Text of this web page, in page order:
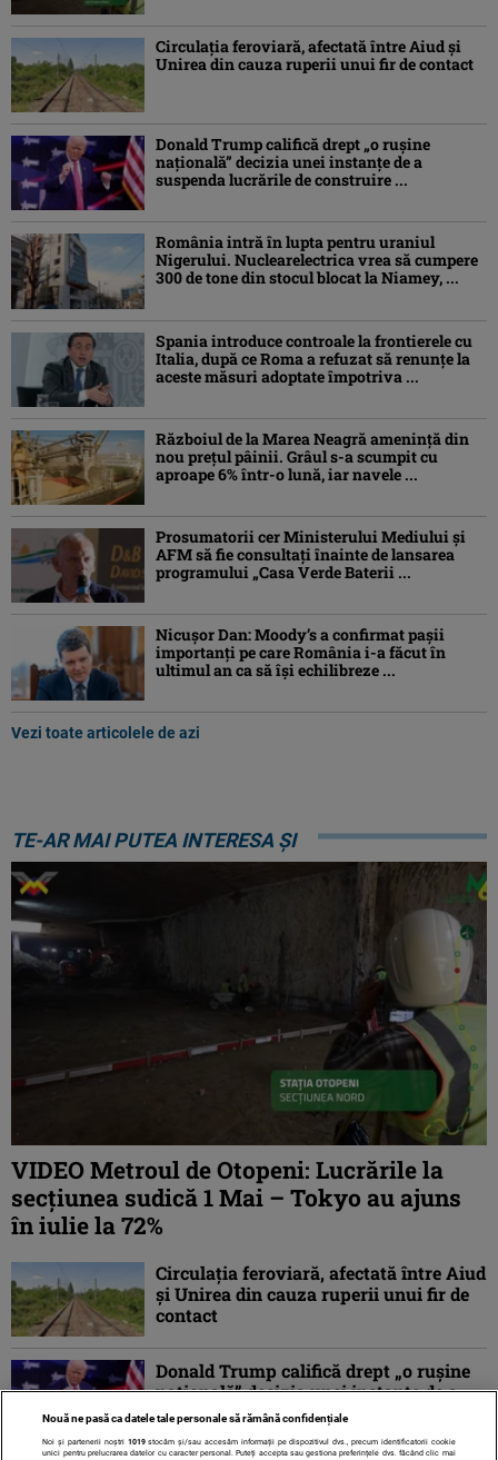
Circulația feroviară, afectată între Aiud şi
Unirea din cauza ruperii unui fir de contact
Donald Trump califică drept „o ruşine
naţională” decizia unei instanțe de a
suspenda lucrările de construire ...
România intră în lupta pentru uraniul
Nigerului. Nuclearelectrica vrea să cumpere
300 de tone din stocul blocat la Niamey, ...
Spania introduce controale la frontierele cu
Italia, după ce Roma a refuzat să renunțe la
aceste măsuri adoptate împotriva ...
Războiul de la Marea Neagră amenință din
nou prețul pâinii. Grâul s-a scumpit cu
aproape 6% într-o lună, iar navele ...
Prosumatorii cer Ministerului Mediului și
AFM să fie consultați înainte de lansarea
programului „Casa Verde Baterii ...
Nicușor Dan: Moody’s a confirmat pașii
importanți pe care România i-a făcut în
ultimul an ca să își echilibreze ...
Vezi toate articolele de azi
TE-AR MAI PUTEA INTERESA ȘI
VIDEO Metroul de Otopeni: Lucrările la
secțiunea sudică 1 Mai – Tokyo au ajuns
în iulie la 72%
Circulația feroviară, afectată între Aiud
şi Unirea din cauza ruperii unui fir de
contact
Donald Trump califică drept „o ruşine
naţională” decizia unei instanțe de a
suspenda lucrările de construire ...
Nouă ne pasă ca datele tale personale să rămână confidențiale
Noi și partenerii noștri 1019stocăm și/sau accesăm informații pe dispozitivul dvs., precum identificatorii cookie
unici pentru prelucrarea datelor cu caracter personal. Puteți accepta sau gestiona preferințele dvs. făcând clic mai